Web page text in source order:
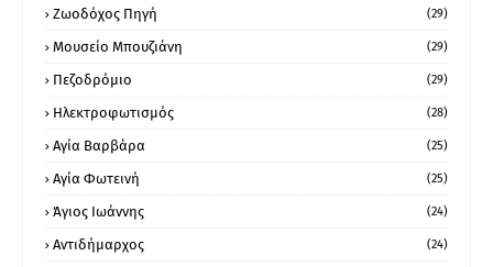
Ζωοδόχος Πηγή (29)
Μουσείο Μπουζιάνη (29)
Πεζοδρόμιο (29)
Ηλεκτροφωτισμός (28)
Αγία Βαρβάρα (25)
Αγία Φωτεινή (25)
Άγιος Ιωάννης (24)
Αντιδήμαρχος (24)